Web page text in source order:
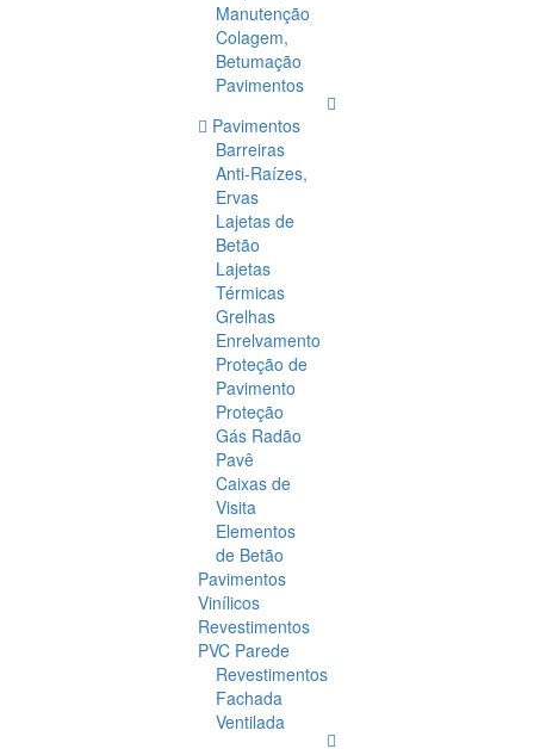
Manutenção
Colagem,
Betumação
Pavimentos
Pavimentos
Barreiras
Anti-Raízes,
Ervas
Lajetas de
Betão
Lajetas
Térmicas
Grelhas
Enrelvamento
Proteção de
Pavimento
Proteção
Gás Radão
Pavê
Caixas de
Visita
Elementos
de Betão
Pavimentos
Vinílicos
Revestimentos
PVC Parede
Revestimentos
Fachada
Ventilada